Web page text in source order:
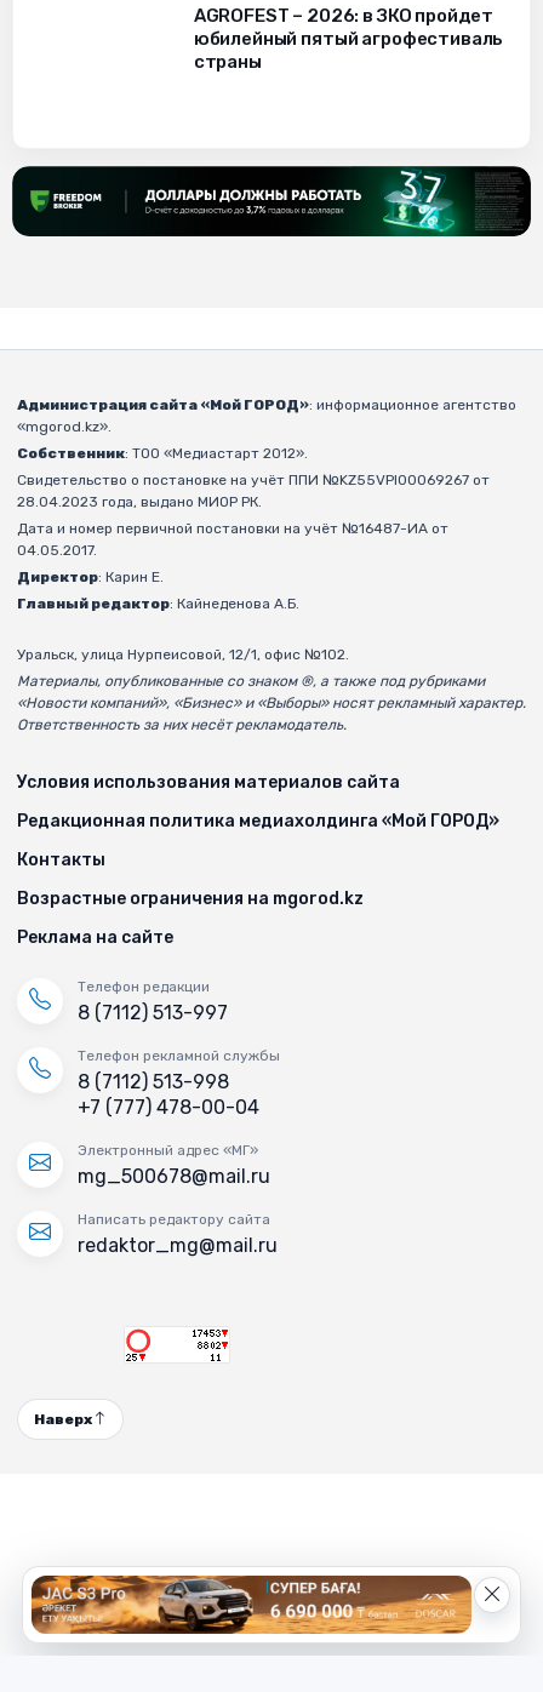
AGROFEST – 2026: в ЗКО пройдет
юбилейный пятый агрофестиваль
страны
Администрация сайта «Мой ГОРОД»: информационное агентство
«mgorod.kz».
Собственник: ТОО «Медиастарт 2012».
Свидетельство о постановке на учёт ППИ №KZ55VPI00069267 от
28.04.2023 года, выдано МИОР РК.
Дата и номер первичной постановки на учёт №16487-ИА от
04.05.2017.
Директор: Карин Е.
Главный редактор: Кайнеденова А.Б.
Уральск, улица Нурпеисовой, 12/1, офис №102.
Материалы, опубликованные со знаком ®, а также под рубриками
«Новости компаний», «Бизнес» и «Выборы» носят рекламный характер.
Ответственность за них несёт рекламодатель.
Условия использования материалов сайта
Редакционная политика медиахолдинга «Мой ГОРОД»
Контакты
Возрастные ограничения на mgorod.kz
Реклама на сайте
Телефон редакции
8 (7112) 513-997
Телефон рекламной службы
8 (7112) 513-998
+7 (777) 478-00-04
Электронный адрес «МГ»
mg_500678@mail.ru
Написать редактору сайта
redaktor_mg@mail.ru
Наверх